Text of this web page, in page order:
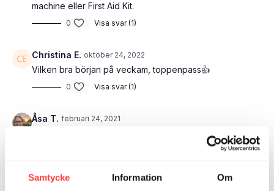
Samtycke Information Om
machine eller First Aid Kit.
0 Visa svar (1)
Christina E. oktober 24, 2022
Vilken bra början på veckam, toppenpass👍
0 Visa svar (1)
Åsa T. februari 24, 2021
Maria W. februari 21, 2021